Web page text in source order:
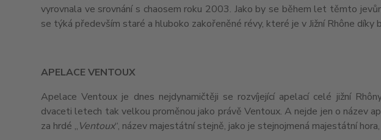
vyrovnala ve srovnání s chaosem roku 2003. Jako by se během let těmto
se týká především staré a hluboko zakořeněné révy, které je v Jižní Rhône díky
APELACE VENTOUX
Apelace Ventoux je dnes nejdynamičtěji se rozvíjející apelací celé jižní
dvaceti letech tak velkou proměnou jako právě Ventoux. A nejde jen o název
za hrdé „Ventoux“, název majestátní stejně, jako je stejnojmená majestátní